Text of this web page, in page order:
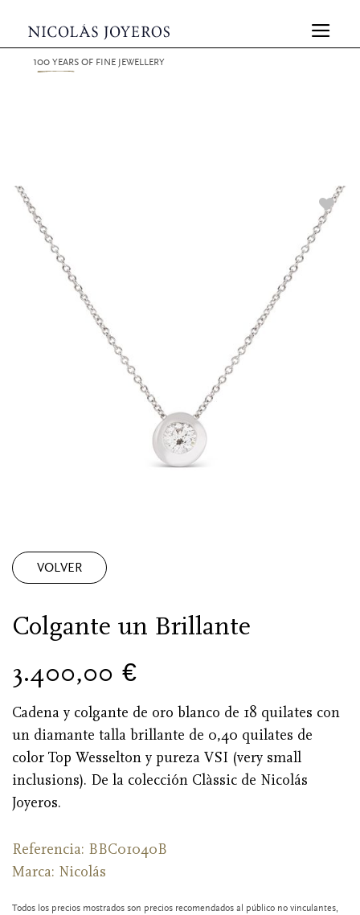
100 YEARS OF FINE JEWELLERY
VOLVER
Colgante un Brillante
3.400,00 €
Cadena y colgante de oro blanco de 18 quilates con
un diamante talla brillante de 0,40 quilates de
color Top Wesselton y pureza VSI (very small
inclusions). De la colección Clàssic de Nicolás
Joyeros.
Referencia: BBC01040B
Marca: Nicolás
Todos los precios mostrados son precios recomendados al público no vinculantes,